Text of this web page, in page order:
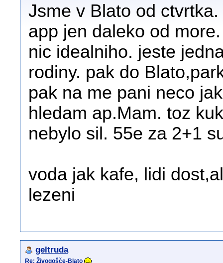
Jsme v Blato od
app jen daleko od
nic idealniho. jeste
rodiny. pak do
pak na me pani neco
hledam ap.Mam. toz
nebylo sil. 55e za 2+1
voda jak kafe, lidi
lezeni
geltruda
Re: Živogošče-Blato